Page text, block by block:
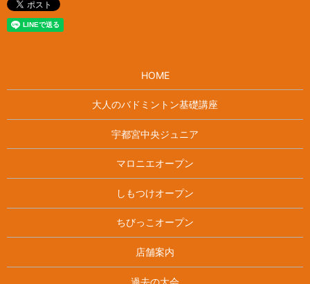
HOME
大人のバドミントン基礎講座
宇都宮中央ジュニア
マロニエオープン
しもつけオープン
ちびっこオープン
店舗案内
過去の大会